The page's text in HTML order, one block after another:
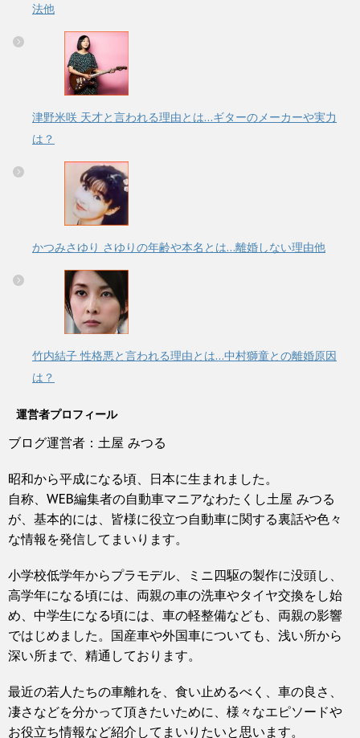
法他
津野米咲 天才と言われる理由とは…ギターのメーカーや実力
は？
かつみさゆり さゆりの年齢や本名とは…離婚しない理由他
竹内結子 性格悪と言われる理由とは…中村獅童との離婚原因
は？
運営者プロフィール
ブログ運営者：土屋 みつる
昭和から平成になる頃、日本に生まれました。
自称、WEB編集者の自動車マニアなわたくし土屋 みつる
が、基本的には、皆様に役立つ自動車に関する裏話や色々
な情報を発信してまいります。
小学校低学年からプラモデル、ミニ四駆の製作に没頭し、
高学年になる頃には、両親の車の洗車やタイヤ交換をし始
め、中学生になる頃には、車の軽整備なども、両親の影響
ではじめました。国産車や外国車についても、浅い所から
深い所まで、精通しております。
最近の若人たちの車離れを、食い止めるべく、車の良さ、
凄さなどを分かって頂きたいために、様々なエピソードや
お役立ち情報など紹介してまいりたいと思います。